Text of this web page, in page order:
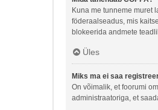
Kuna me tunneme muret
föderaalseadus, mis
blokeerida andmete
Üles
Miks ma ei saa
On võimalik, et foorumi
administraatoriga, et